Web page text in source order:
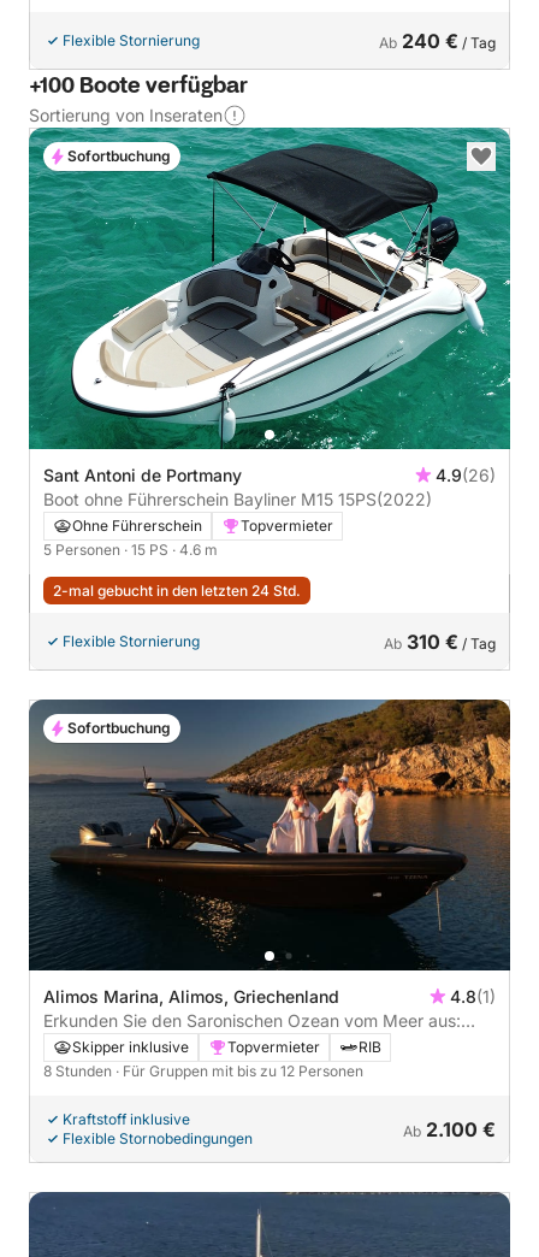
Flexible Stornierung Ab 240 € / Tag
+100 Boote verfügbar
Sortierung von Inseraten
Sant Antoni de Portmany 4.9(26)
Boot ohne Führerschein Bayliner M15 15PS(2022)
Ohne Führerschein
Topvermieter
5 Personen · 15 PS · 4.6 m
2-mal gebucht in den letzten 24 Std.
Flexible Stornierung Ab 310 € / Tag
Sofortbuchung
Alimos Marina, Alimos, Griechenland 4.8(1)
Erkunden Sie den Saronischen Ozean vom Meer aus:
Zwischenstopp auf Ägina und einer versteckten Insel
Skipper inklusive Topvermieter
RIB
8 Stunden · Für Gruppen mit bis zu 12 Personen
Kraftstoff inklusive
Flexible Stornobedingungen
Ab 2.100 €
Sofortbuchung